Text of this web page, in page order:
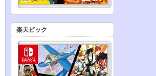
楽天ビック